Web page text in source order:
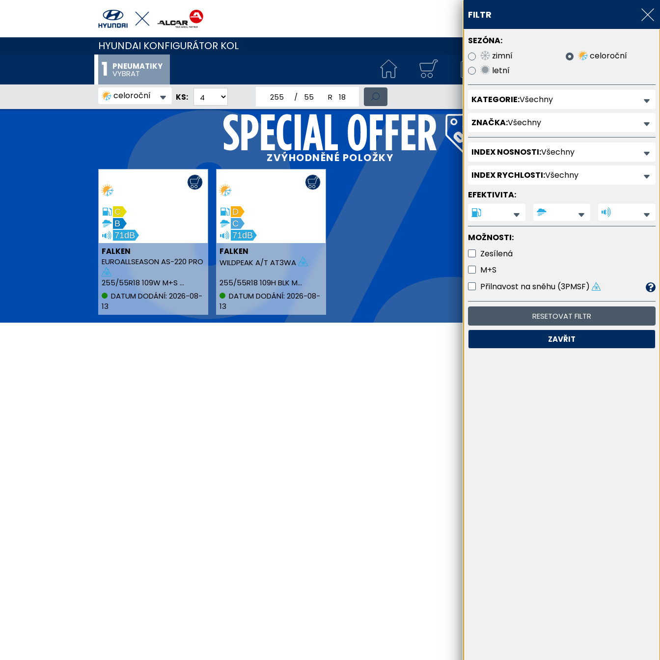
HYUNDAI KONFIGURÁTOR KOL 800 800 900
PNEUMATIKY
VYBRAT
celoroční KS: jmenovitá šířka pneumatiky
profil pneumatikyjmenovitý průměr pneumatiky
ZVÝHODNĚNÉ POLOŽKY
C
B
71dB
FALKEN
EUROALLSEASON AS-220 PRO
255/55R18 109W M+S NBLK XL
DATUM DODÁNÍ: 2026-08-
13
D
C
71dB
FALKEN
WILDPEAK A/T AT3WA
255/55R18 109H BLK M+S XL
DATUM DODÁNÍ: 2026-08-
13
FILTR
SEZÓNA:
zimní
letní
celoroční
KATEGORIE:Všechny
ZNAČKA:Všechny
INDEX NOSNOSTI:Všechny
INDEX RYCHLOSTI:Všechny
EFEKTIVITA:
MOŽNOSTI:
Zesílená
M+S
Přilnavost na sněhu (3PMSF)
RESETOVAT FILTR
ZAVŘIT